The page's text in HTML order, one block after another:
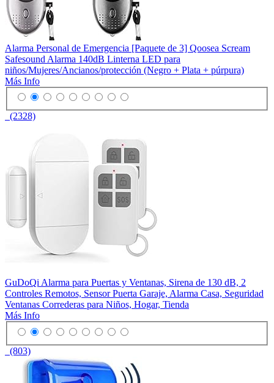
Alarma Personal de Emergencia [Paquete de 3] Qoosea Scream
Safesound Alarma 140dB Linterna LED para
niños/Mujeres/Ancianos/protección (Negro + Plata + púrpura)
Más Info
(2328)
GuDoQi Alarma para Puertas y Ventanas, Sirena de 130 dB, 2
Controles Remotos, Sensor Puerta Garaje, Alarma Casa, Seguridad
Ventanas Correderas para Niños, Hogar, Tienda
Más Info
(803)